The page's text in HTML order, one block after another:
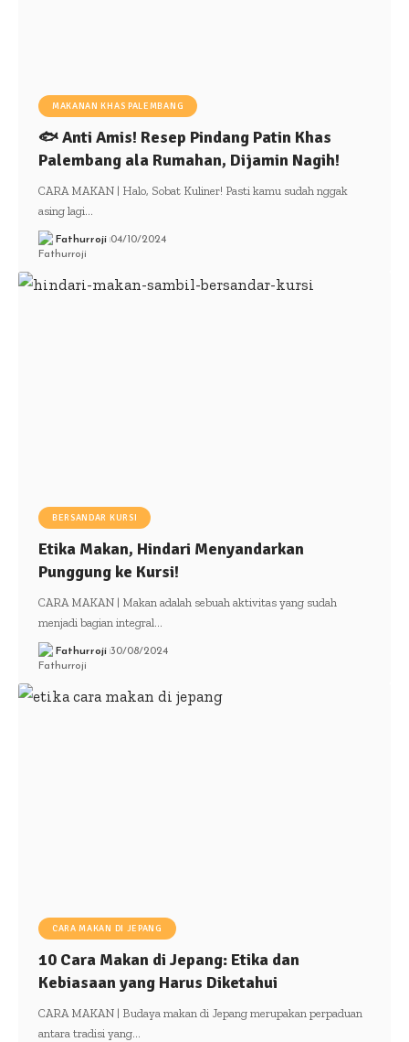
MAKANAN KHAS PALEMBANG
🐟 Anti Amis! Resep Pindang Patin Khas
Palembang ala Rumahan, Dijamin Nagih!
CARA MAKAN | Halo, Sobat Kuliner! Pasti kamu sudah nggak
asing lagi…
Fathurroji 04/10/2024
BERSANDAR KURSI
Etika Makan, Hindari Menyandarkan
Punggung ke Kursi!
CARA MAKAN | Makan adalah sebuah aktivitas yang sudah
menjadi bagian integral…
Fathurroji 30/08/2024
CARA MAKAN DI JEPANG
10 Cara Makan di Jepang: Etika dan
Kebiasaan yang Harus Diketahui
CARA MAKAN | Budaya makan di Jepang merupakan perpaduan
antara tradisi yang…